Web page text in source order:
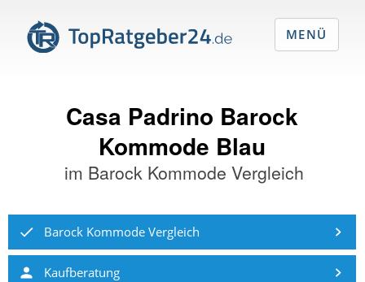
Casa Padrino Barock
Kommode Blau
im Barock Kommode Vergleich
Barock Kommode Vergleich
Kaufberatung
MENÜ